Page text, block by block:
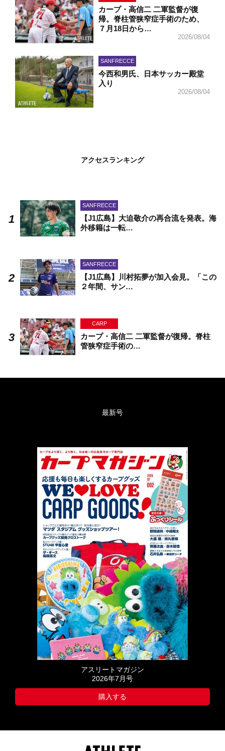
カープ・高信二 二軍監督が復
帰。脊柱管狭窄症手術のため、
７月18日から…
2026/08/04
SANFRECCE
今西和男氏、日本サッカー殿堂
入り
2026/08/04
アクセスランキング
SANFRECCE
【J1広島】大迫敬介の再合流を発表。海
外移籍は一転…
SANFRECCE
【J1広島】川村拓夢が加入会見。「この
２年間、サン…
CARP
カープ・高信二 二軍監督が復帰。脊柱
管狭窄症手術の…
最新号
アスリートマガジン
2026年7月号
購入する